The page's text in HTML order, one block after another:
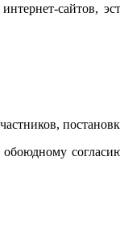
сайтов,